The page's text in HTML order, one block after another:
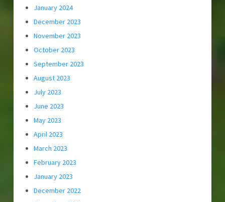
January 2024
December 2023
November 2023
October 2023
September 2023
August 2023
July 2023
June 2023
May 2023
April 2023
March 2023
February 2023
January 2023
December 2022